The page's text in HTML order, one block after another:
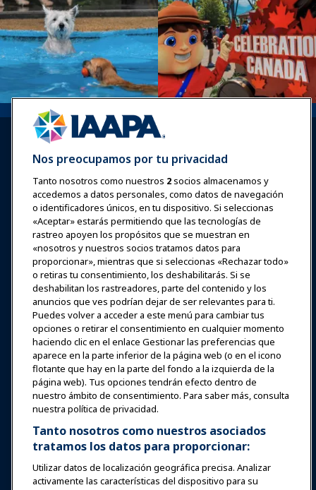
Iniciar sesión Únete ahora
Premios Carreras
Contacto
Expos y Eventos
Noticias y Funworld
Educación
Seguridad y protección
Defensa
Investigación y Reportes
Nos preocupamos por tu privacidad
Tanto nosotros como nuestros 2socios almacenamos y
accedemos a datos personales, como datos de navegación
o identificadores únicos, en tu dispositivo. Si seleccionas
«Aceptar» estarás permitiendo que las tecnologías de
rastreo apoyen los propósitos que se muestran en
«nosotros y nuestros socios tratamos datos para
proporcionar», mientras que si seleccionas «Rechazar todo»
o retiras tu consentimiento, los deshabilitarás. Si se
deshabilitan los rastreadores, parte del contenido y los
anuncios que ves podrían dejar de ser relevantes para ti.
Puedes volver a acceder a este menú para cambiar tus
opciones o retirar el consentimiento en cualquier momento
haciendo clic en el enlace Gestionar las preferencias que
aparece en la parte inferior de la página web (o en el icono
flotante que hay en la parte del fondo a la izquierda de la
página web). Tus opciones tendrán efecto dentro de
nuestro ámbito de consentimiento. Para saber más, consulta
nuestra política de privacidad.
Tanto nosotros como nuestros asociados
tratamos los datos para proporcionar:
Utilizar datos de localización geográfica precisa. Analizar
activamente las características del dispositivo para su